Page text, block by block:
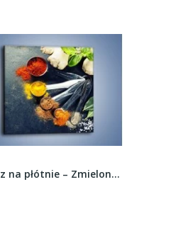
Obraz na płótnie – Zmielone przyprawy w...